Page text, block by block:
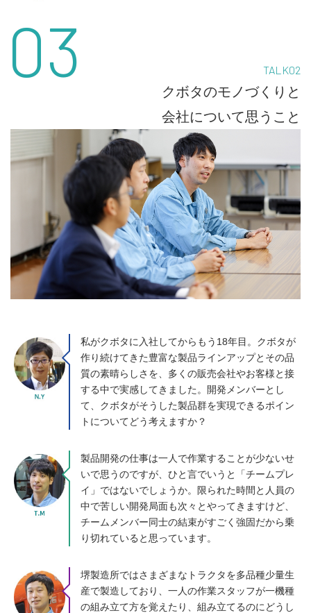
TALK02
クボタのモノづくりと
会社について思うこと
03
私がクボタに入社してからもう18年目。クボタが
作り続けてきた豊富な製品ラインアップとその品
質の素晴らしさを、多くの販売会社やお客様と接
する中で実感してきました。開発メンバーとし
て、クボタがそうした製品群を実現できるポイン
トについてどう考えますか？
製品開発の仕事は一人で作業することが少ないせ
いで思うのですが、ひと言でいうと「チームプレ
イ」ではないでしょうか。限られた時間と人員の
中で苦しい開発局面も次々とやってきますけど、
チームメンバー同士の結束がすごく強固だから乗
り切れていると思っています。
堺製造所ではさまざまなトラクタを多品種少量生
産で製造しており、一人の作業スタッフが一機種
の組み立て方を覚えたり、組み立てるのにどうし